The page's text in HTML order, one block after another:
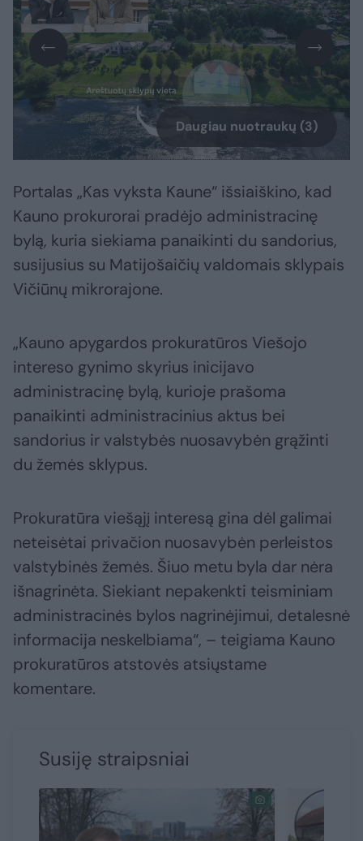
Daugiau nuotraukų (3)
Portalas „Kas vyksta Kaune“ išsiaiškino, kad
Kauno prokurorai pradėjo administracinę
bylą, kuria siekiama panaikinti du sandorius,
susijusius su Matijošaičių valdomais sklypais
Vičiūnų mikrorajone.
„Kauno apygardos prokuratūros Viešojo
intereso gynimo skyrius inicijavo
administracinę bylą, kurioje prašoma
panaikinti administracinius aktus bei
sandorius ir valstybės nuosavybėn grąžinti
du žemės sklypus.
Prokuratūra viešąjį interesą gina dėl galimai
neteisėtai privačion nuosavybėn perleistos
valstybinės žemės. Šiuo metu byla dar nėra
išnagrinėta. Siekiant nepakenkti teisminiam
administracinės bylos nagrinėjimui, detalesnė
informacija neskelbiama“, – teigiama Kauno
prokuratūros atstovės atsiųstame
komentare.
Susiję straipsniai